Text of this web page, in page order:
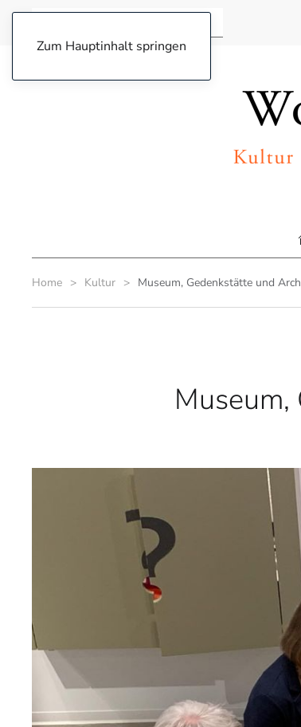
Zum Hauptinhalt springen
Home Kultur Museum, Gedenkstätte und